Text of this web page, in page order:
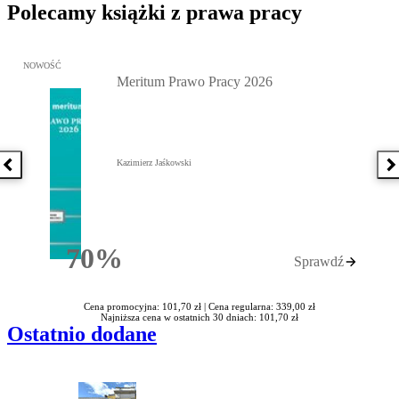
Polecamy książki z prawa pracy
Poprzednia książka
Przejdź do: Meritum Prawo Pracy 2026, Kazimierz Jaśkowski -
NOWOŚĆ
70%Rabatu
Meritum Prawo Pracy 2026
Kazimierz Jaśkowski
Sprawdź
Cena promocyjna: 101,70 zł | Cena regularna: 339,00 zł
Najniższa cena w ostatnich 30 dniach: 101,70 zł
Ostatnio dodane